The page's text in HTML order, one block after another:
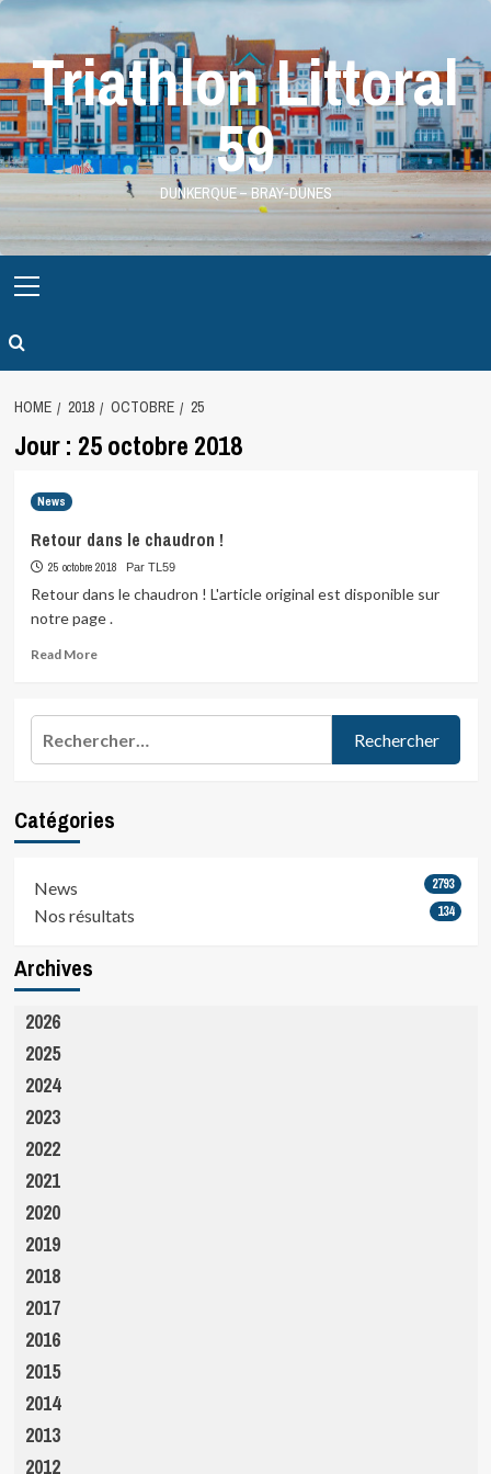
Skip
contentTriathlon Littoral
59
DUNKERQUE – BRAY-DUNES
Menu
HOME 2018 OCTOBRE 25
Jour : 25 octobre 2018
News
Retour dans le chaudron !
25 octobre 2018 Par TL59
Retour dans le chaudron ! L'article original est disponible sur
notre page .
Read MoreRead
Retour
dans
Catégories
News 2793
Nos résultats 134
Archives
2026
2025
2024
2023
2022
2021
2020
2019
2018
2017
2016
2015
2014
2013
2012